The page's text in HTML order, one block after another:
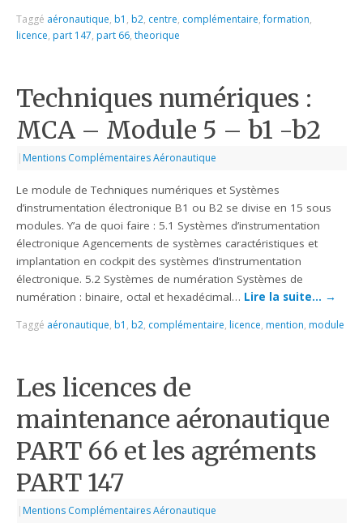
Taggé aéronautique, b1 , b2, centre, complémentaire,formation,
licence, part 147, part 66,theorique
Techniques numériques :
MCA – Module 5 – b1 -b2
| Mentions Complémentaires Aéronautique
Le module de Techniques numériques et Systèmes
d’instrumentation électronique B1 ou B2 se divise en 15 sous
modules. Y’a de quoi faire : 5.1 Systèmes d’instrumentation
électronique Agencements de systèmes caractéristiques et
implantation en cockpit des systèmes d’instrumentation
électronique. 5.2 Systèmes de numération Systèmes de
numération : binaire, octal et hexadécimal… Lire la suite… →
Taggé aéronautique, b1 , b2, complémentaire, licence, mention, module
Les licences de
maintenance aéronautique
PART 66 et les agréments
PART 147
| Mentions Complémentaires Aéronautique